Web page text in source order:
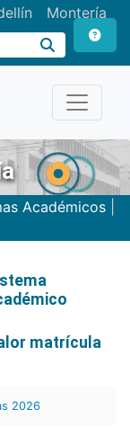
Montería
Académicos|
matrícula
2026